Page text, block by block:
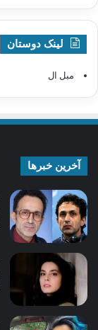
لینک دوستان
مبل ال
آخرین خبرها